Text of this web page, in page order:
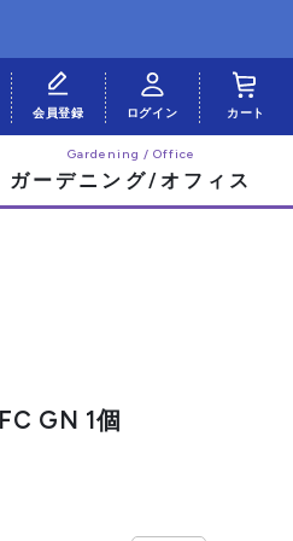
ガーデニング/オフィス
会員登録 ログイン カート
GN 1個